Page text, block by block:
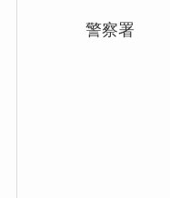
警察署